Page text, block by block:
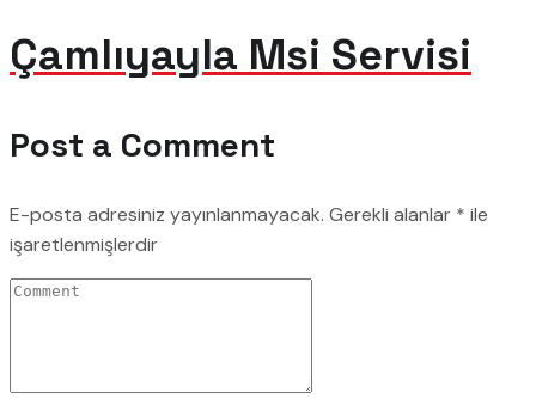
Çamlıyayla Msi Servisi
Post a Comment
E-posta adresiniz yayınlanmayacak. Gerekli alanlar * ile
işaretlenmişlerdir